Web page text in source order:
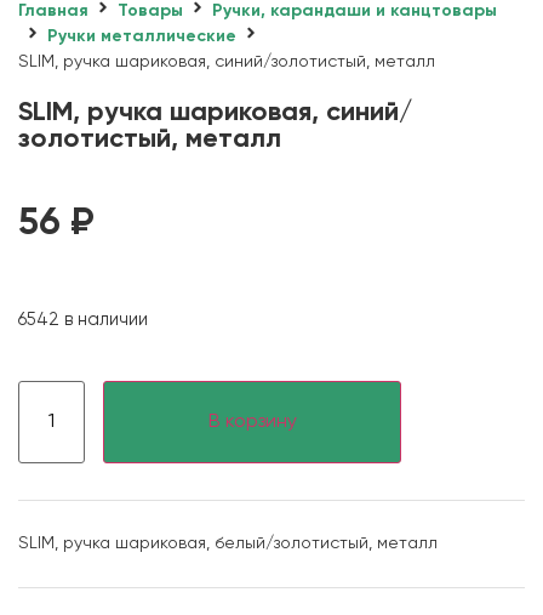
Главная Товары
Ручки, карандаши и канцтовары
Ручки металлические
SLIM, ручка шариковая, синий/золотистый, металл
SLIM, ручка шариковая, синий/
золотистый, металл
56 ₽
6542 в наличии
В корзину
SLIM, ручка шариковая, белый/золотистый, металл